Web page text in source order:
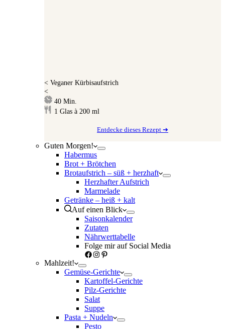
< Veganer Kürbisaufstrich
<
40Minuten
Min.
1 Glas à 200 ml
Entdecke dieses Rezept ➔
Guten Morgen!
Habermus
Brot + Brötchen
Brotaufstrich – süß + herzhaft
Herzhafter Aufstrich
Marmelade
Getränke – heiß + kalt
Auf einen Blick
Saisonkalender
Zutaten
Nährwerttabelle
Folge mir auf Social Media
Facebook
Instagram
Pinterest
Mahlzeit!
Gemüse-Gerichte
Kartoffel-Gerichte
Pilz-Gerichte
Salat
Suppe
Pasta + Nudeln
Pesto